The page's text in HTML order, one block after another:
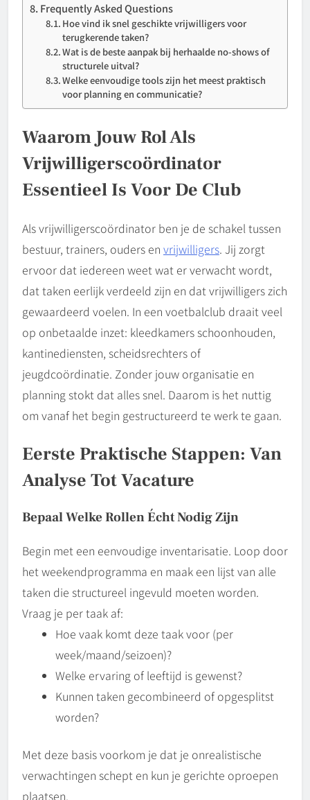
Frequently Asked Questions
Hoe vind ik snel geschikte vrijwilligers voor
terugkerende taken?
Wat is de beste aanpak bij herhaalde no-shows of
structurele uitval?
Welke eenvoudige tools zijn het meest praktisch
voor planning en communicatie?
Waarom Jouw Rol Als
Vrijwilligerscoördinator
Essentieel Is Voor De Club
Als vrijwilligerscoördinator ben je de schakel tussen
bestuur, trainers, ouders en vrijwilligers. Jij zorgt
ervoor dat iedereen weet wat er verwacht wordt,
dat taken eerlijk verdeeld zijn en dat vrijwilligers zich
gewaardeerd voelen. In een voetbalclub draait veel
op onbetaalde inzet: kleedkamers schoonhouden,
kantinediensten, scheidsrechters of
jeugdcoördinatie. Zonder jouw organisatie en
planning stokt dat alles snel. Daarom is het nuttig
om vanaf het begin gestructureerd te werk te gaan.
Eerste Praktische Stappen: Van
Analyse Tot Vacature
Bepaal Welke Rollen Écht Nodig Zijn
Begin met een eenvoudige inventarisatie. Loop door
het weekendprogramma en maak een lijst van alle
taken die structureel ingevuld moeten worden.
Vraag je per taak af:
Hoe vaak komt deze taak voor (per
week/maand/seizoen)?
Welke ervaring of leeftijd is gewenst?
Kunnen taken gecombineerd of opgesplitst
worden?
Met deze basis voorkom je dat je onrealistische
verwachtingen schept en kun je gerichte oproepen
plaatsen.